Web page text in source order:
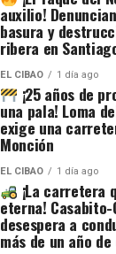
auxilio!
basura y
ribera en
EL CIBAO 1 día ago
¡25 años de
una pala! Loma
exige una
Monción
EL CIBAO 1 día ago
¡La carretera
eterna! Casabito-
desespera a
más de un año